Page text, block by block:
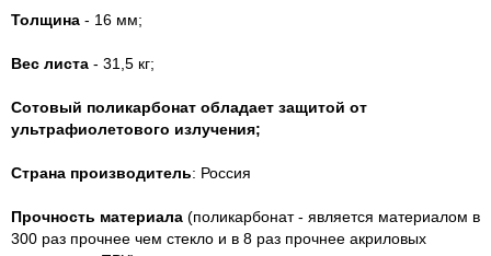
Толщина - 16 мм;
Вес листа - 31,5 кг;
Сотовый поликарбонат обладает защитой от
ультрафиолетового излучения;
Страна производитель: Россия
Прочность материала (поликарбонат - является материалом в
300 раз прочнее чем стекло и в 8 раз прочнее акриловых